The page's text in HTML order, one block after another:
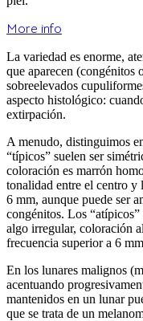
More info
La variedad es enorme,
que aparecen (congénitos
sobreelevados
aspecto histológico:
extirpación.
A menudo, distinguimos
“típicos” suelen ser
coloración es marrón
tonalidad entre el centro y
6 mm, aunque puede ser
congénitos. Los
algo irregular, coloración
frecuencia superior a 6
En los lunares malignos
acentuando
mantenidos en un lunar
que se trata de un